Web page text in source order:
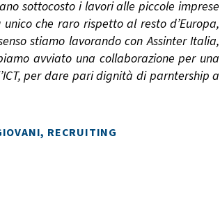
sottocosto i lavori alle piccole imprese
che raro rispetto al resto d’Europa,
stiamo lavorando con Assinter Italia,
avviato una collaborazione per una
per dare pari dignità di parntership a
RECRUITING